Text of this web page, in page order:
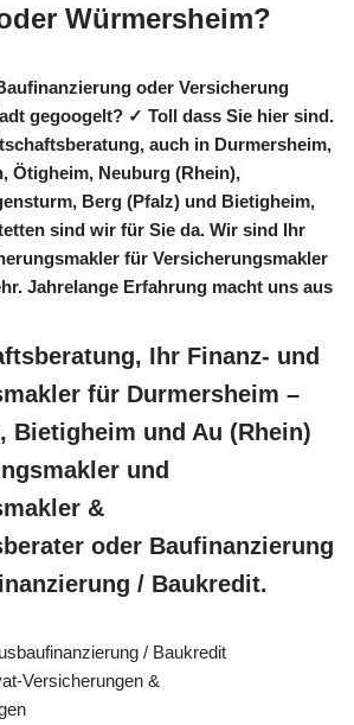
Würmersheim?
oder Versicherung
gegoogelt? ✓ Toll dass Sie hier sind.
auch in Durmersheim,
Ötigheim, Neuburg (Rhein),
Berg (Pfalz) und Bietigheim,
sind wir für Sie da. Wir sind Ihr
für Versicherungsmakler
Jahrelange Erfahrung macht uns aus
Ihr Finanz- und
für Durmersheim –
Bietigheim und Au (Rhein)
und
&
oder Baufinanzierung
/ Baukredit.
/ Baukredit
Versicherungen &